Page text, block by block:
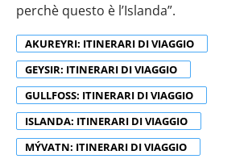
perchè questo è l’Islanda”.
AKUREYRI: ITINERARI DI VIAGGIO
GEYSIR: ITINERARI DI VIAGGIO
GULLFOSS: ITINERARI DI VIAGGIO
ISLANDA: ITINERARI DI VIAGGIO
MÝVATN: ITINERARI DI VIAGGIO